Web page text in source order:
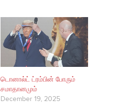
டொனால்ட் ட்ரம்பின் போரும்
சமாதானமும்
December 19, 2025